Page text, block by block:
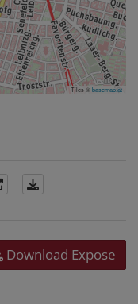
Tiles ©basemap.at
Download Expose